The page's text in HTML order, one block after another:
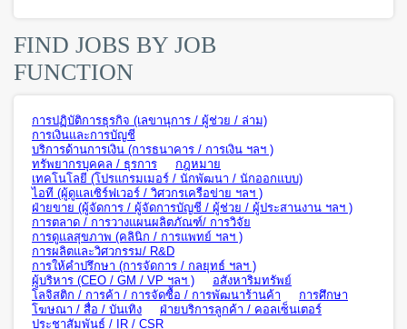
FIND JOBS BY JOB
FUNCTION
การปฏิบัติการธุรกิจ (เลขานุการ / ผู้ช่วย / ล่าม)
การเงินและการบัญชี
บริการด้านการเงิน (การธนาคาร / การเงิน ฯลฯ )
ทรัพยากรบุคคล / ธุรการ
กฎหมาย
เทคโนโลยี (โปรแกรมเมอร์ / นักพัฒนา / นักออกแบบ)
ไอที (ผู้ดูแลเซิร์ฟเวอร์ / วิศวกรเครือข่าย ฯลฯ )
ฝ่ายขาย (ผู้จัดการ / ผู้จัดการบัญชี / ผู้ช่วย / ผู้ประสานงาน ฯลฯ )
การตลาด / การวางแผนผลิตภัณฑ์/ การวิจัย
การดูแลสุขภาพ (คลินิก / การแพทย์ ฯลฯ )
การผลิตและวิศวกรรม/ R&D
การให้คำปรึกษา (การจัดการ / กลยุทธ์ ฯลฯ )
ผู้บริหาร (CEO / GM / VP ฯลฯ )
อสังหาริมทรัพย์
โลจิสติก / การค้า / การจัดซื้อ / การพัฒนาร้านค้า
การศึกษา
โฆษณา / สื่อ / บันเทิง
ฝ่ายบริการลูกค้า / คอลเซ็นเตอร์
ประชาสัมพันธ์ / IR / CSR